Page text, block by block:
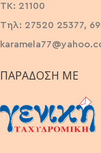
ΤΚ: 21100
Τηλ: 27520 25377,
ΠΑΡΆΔΟΣΗ ΜΕ